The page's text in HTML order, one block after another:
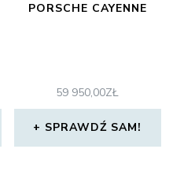
PORSCHE CAYENNE
59 950,00ZŁ
SPRAWDŹ SAM!